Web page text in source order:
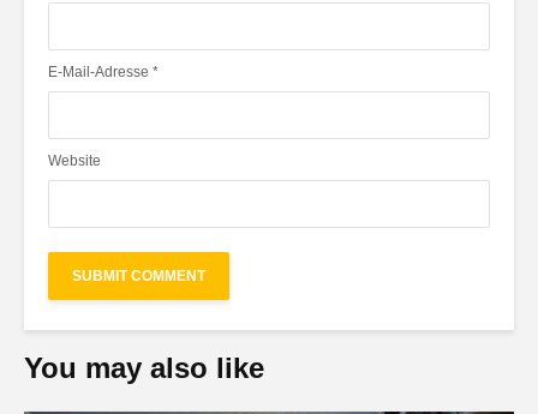
E-Mail-Adresse *
Website
You may also like